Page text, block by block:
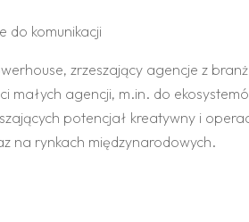
do komunikacji
zrzeszający agencje z
małych agencji, m.in. do
potencjał kreatywny i
na rynkach międzynarodowych.